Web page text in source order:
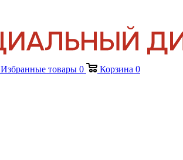
Избранные товары 0 Корзина 0